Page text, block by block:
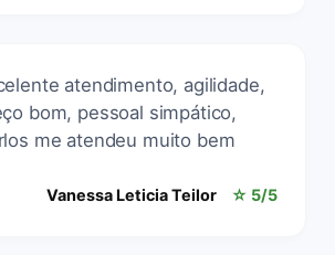
atendimento, agilidade,
bom, pessoal simpático,
me atendeu muito bem
Vanessa Leticia Teilor ☆ 5/5